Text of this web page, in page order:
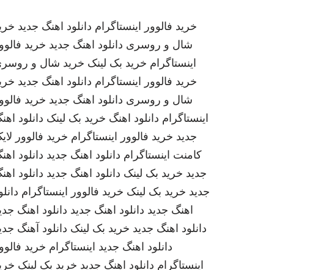
خرید فالوور اینستاگرام دانلود اهنگ جدید
شال و روسری دانلود اهنگ جدید خرید
اینستاگرام خرید بک لینک خرید شال و
خرید فالوور اینستاگرام دانلود اهنگ جدید
شال و روسری دانلود اهنگ جدید خرید
اینستاگرام دانلود اهنگ خرید بک لینک دانلود
جدید خرید فالوور اینستاگرام خرید فالوور
کامنت اینستاگرام دانلود اهنگ جدید دانلود
جدید خرید بک لینک دانلود اهنگ جدید دانلود
جدید خرید بک لینک خرید فالوور اینستاگرام
اهنگ جدید دانلود اهنگ جدید دانلود اهنگ
دانلود اهنگ جدید خرید بک لینک دانلود آهنگ
دانلود اهنگ جدید اینستاگرام خرید
اینستاگرام دانلود اهنگ جدید خرید بک لینک